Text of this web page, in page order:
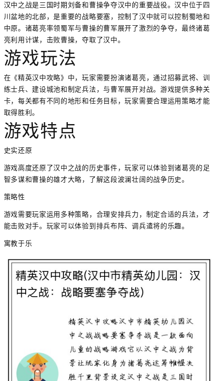
汉中之战是三国时期刘备和曹操争夺汉中的重要战役。汉中位于四
川盆地的北部，是重要的战略要塞，控制了汉中就可以控制蜀地和
中原。诸葛亮率领蜀军与曹操的曹军展开了激烈的争夺，最终诸葛
亮利用计谋，击败曹操，夺取了汉中。
游戏玩法
在《精英汉中攻略》中，玩家需要扮演诸葛亮，通过招募武将、训
练士兵、建设城池和制定兵法，与曹军展开对战。游戏提供多种关
卡，每关都有不同的地形和任务目标，玩家需要合理运用策略才能
取得胜利。
游戏特点
史实还原
游戏高度还原了汉中之战的历史事件，玩家可以体验到诸葛亮的足
智多谋和曹操的雄才大略，了解这段波澜壮阔的战争历史。
策略性
游戏需要玩家运用多种策略，合理安排兵力，制定合适的兵法，才
能击败对手。玩家可以体验到排兵布阵、调兵遣将的乐趣。
寓教于乐